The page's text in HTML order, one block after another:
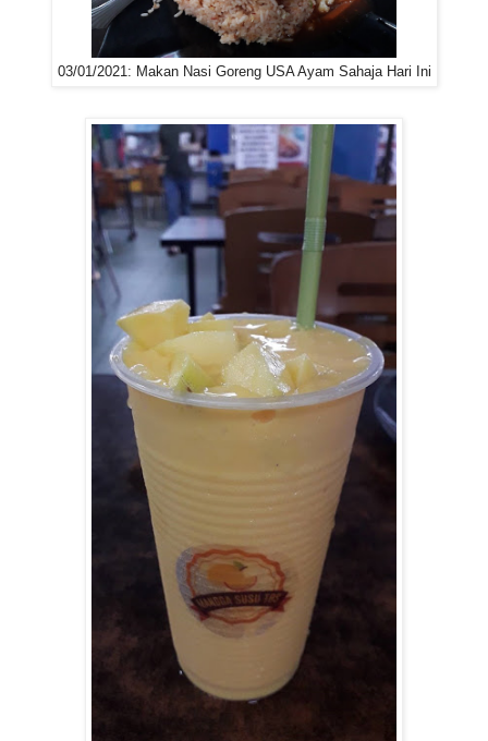
03/01/2021: Makan Nasi Goreng USA Ayam Sahaja Hari Ini